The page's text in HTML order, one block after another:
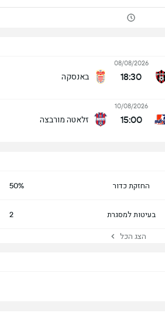
08/08/2026
18:30 באנסקה
10/08/2026
15:00 זלאטה מורבצה
החזקת כדור 50%
בעיטות למסגרת 2
הצג הכל